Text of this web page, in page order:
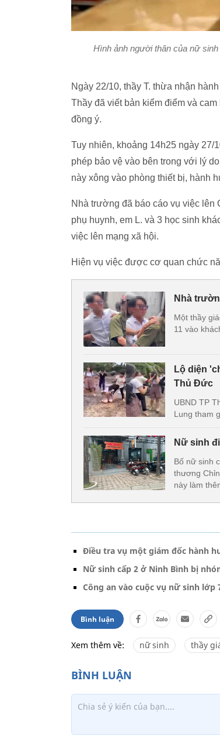
Hình ảnh người thân của nữ
Ngày 22/10, thầy T. thừa nhận
Thầy đã viết bản kiểm điểm và
đồng ý.
Tuy nhiên, khoảng 14h25 ngày
phép bảo vệ vào bên trong với lý
này xông vào phòng thiết bị, hành
Nhà trường đã báo cáo vụ việc lên
phụ huynh, em L. và 3 học sinh
việc lên mạng xã hội.
Hiện vụ việc được cơ quan chức
Nhà
Một thầy
11 vào
Lộ diện
Thủ Đức
UBND TP
Lung tham
Nữ sinh
Bố nữ sinh
thương
này làm
Điều tra vụ một giám đốc hành
Nữ sinh cấp 2 ở Ninh Bình bị
Công an vào cuộc vụ nữ sinh
Bình luận
Xem thêm về: nữ sinh thầy